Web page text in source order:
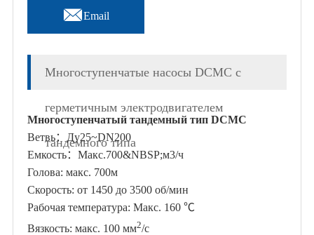
Email
Многоступенчатые насосы DCMC с
герметичным электродвигателем
тандемного типа
Многоступенчатый тандемный тип DCMC
Ветвь：Ду25~DN200
Емкость：Макс.700&NBSP;м3/ч
Голова: макс. 700м
Скорость: от 1450 до 3500 об/мин
Рабочая температура: Макс. 160 ℃
Вязкость: макс. 100 мм2/с